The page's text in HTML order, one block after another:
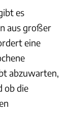
es
aus großer
eine
abzuwarten,
ob die